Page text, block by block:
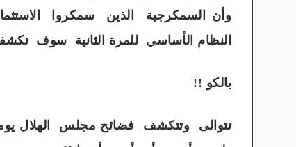
وأن السمكرجية الذين سمكروا
النظام الأساسي للمرة الثانية سوف
بالكو !!
تتوالى وتتكشف فضائح مجلس الهلال